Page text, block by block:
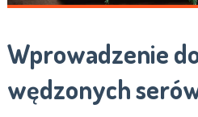
Wprowadzenie
wędzonych